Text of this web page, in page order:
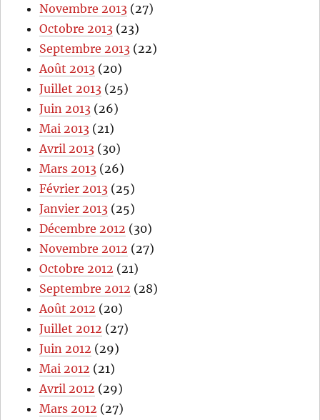
Novembre 2013 (27)
Octobre 2013 (23)
Septembre 2013 (22)
Août 2013 (20)
Juillet 2013 (25)
Juin 2013 (26)
Mai 2013 (21)
Avril 2013 (30)
Mars 2013 (26)
Février 2013 (25)
Janvier 2013 (25)
Décembre 2012 (30)
Novembre 2012 (27)
Octobre 2012 (21)
Septembre 2012 (28)
Août 2012 (20)
Juillet 2012 (27)
Juin 2012 (29)
Mai 2012 (21)
Avril 2012 (29)
Mars 2012 (27)